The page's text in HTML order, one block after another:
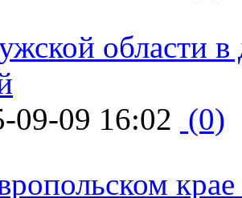
области в
09-09 16:02 (0)